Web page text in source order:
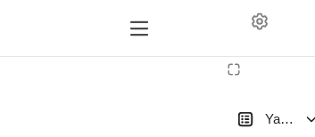
Yandex